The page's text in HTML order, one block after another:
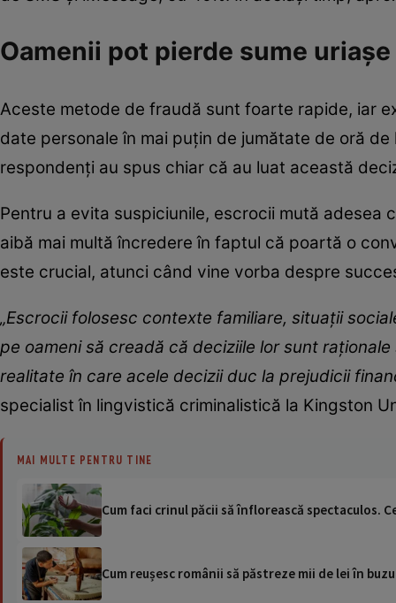
Oamenii pot pierde sume uriașe
Aceste metode de fraudă sunt foarte rapide, iar
date personale în mai puțin de jumătate de oră
respondenți au spus chiar că au luat această
Pentru a evita suspiciunile, escrocii mută
aibă mai multă încredere în faptul că poartă o
este crucial, atunci când vine vorba despre
„Escrocii folosesc contexte familiare, situații
pe oameni să creadă că deciziile lor sunt
realitate în care acele decizii duc la prejudicii
specialist în lingvistică criminalistică la Kingston
MAI MULTE PENTRU TINE
Cum faci crinul păcii să înflorească spectaculos.
Cum reușesc românii să păstreze mii de lei în